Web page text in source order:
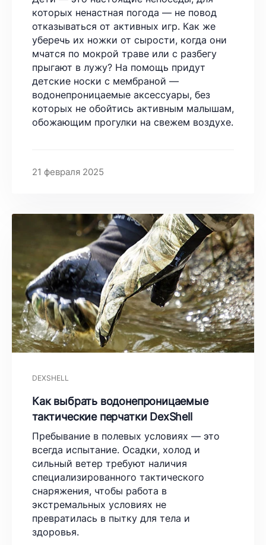
которых ненастная погода — не повод
отказываться от активных игр. Как же
уберечь их ножки от сырости, когда они
мчатся по мокрой траве или с разбегу
прыгают в лужу? На помощь придут
детские носки с мембраной —
водонепроницаемые аксессуары, без
которых не обойтись активным малышам,
обожающим прогулки на свежем воздухе.
21 февраля 2025
DEXSHELL
Как выбрать водонепроницаемые
тактические перчатки DexShell
Пребывание в полевых условиях — это
всегда испытание. Осадки, холод и
сильный ветер требуют наличия
специализированного тактического
снаряжения, чтобы работа в
экстремальных условиях не
превратилась в пытку для тела и
здоровья.